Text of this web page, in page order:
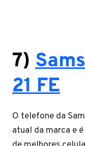
7)
21 FE
O telefone da
atual da marca e